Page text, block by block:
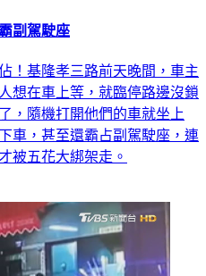
副駕駛座
！基隆孝三路前天晚間，車主
想在車上等，就臨停路邊沒鎖
，隨機打開他們的車就坐上
車，甚至還霸占副駕駛座，連
被五花大綁架走。